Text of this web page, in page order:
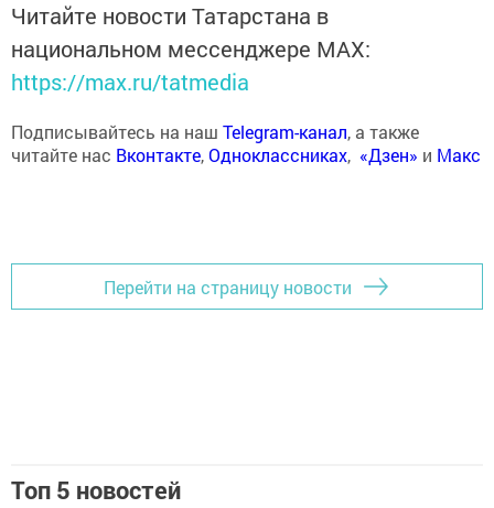
Читайте новости Татарстана в
национальном мессенджере MАХ:
https://max.ru/tatmedia
Подписывайтесь на наш Telegram-канал, а также
читайте нас Вконтакте,Одноклассниках, «Дзен» и Макс
Перейти на страницу новости
Топ 5 новостей